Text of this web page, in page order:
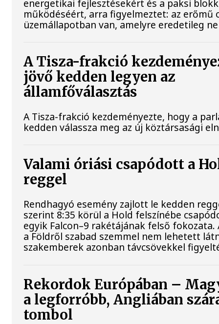
energetikai fejlesztésekért és a paksi
működéséért, arra figyelmeztet: az erőmű
üzemállapotban van, amelyre eredetileg
A Tisza-frakció
jövő kedden legyen az
államfőválasztás
A Tisza-frakció kezdeményezte, hogy a
kedden válassza meg az új köztársasági
Valami óriási csapódott a
reggel
Rendhagyó esemény zajlott le kedden
szerint 8:35 körül a Hold felszínébe
egyik Falcon–9 rakétájának felső fokozata.
a Földről szabad szemmel nem lehetett
szakemberek azonban távcsövekkel
Rekordok Európában –
a legforróbb, Angliában
tombol